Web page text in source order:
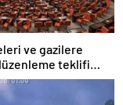
ve gazilere
teklifi
kabul edildi